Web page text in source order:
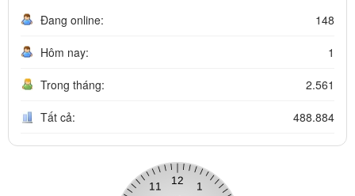
Đang online: 148
Hôm nay: 1
Trong tháng: 2.561
Tất cả: 488.884